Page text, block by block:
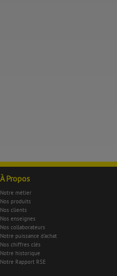
À Propos
Notre métier
Nos produits
Nos clients
Nos enseignes
Nos collaborateurs
Notre puissance d'achat
Nos chiffres clés
Notre historique
Notre Rapport RSE